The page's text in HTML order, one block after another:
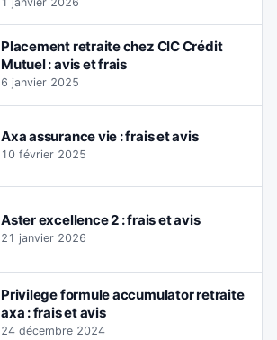
Placement retraite chez CIC Crédit
Mutuel : avis et frais
6 janvier 2025
Axa assurance vie : frais et avis
10 février 2025
Aster excellence 2 : frais et avis
21 janvier 2026
Privilege formule accumulator retraite
axa : frais et avis
24 décembre 2024